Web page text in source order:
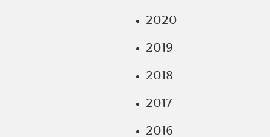
2020
2019
2018
2017
2016